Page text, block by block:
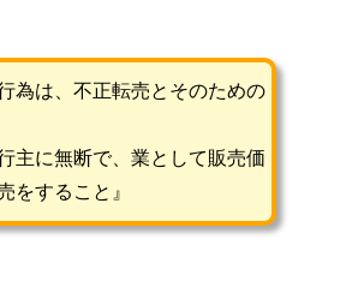
為は、不正転売とそのための
主に無断で、業として販売価
をすること』